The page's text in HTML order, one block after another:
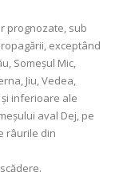
prognozate, sub
exceptând
Someșul Mic,
Jiu, Vedea,
și inferioare ale
aval Dej, pe
râurile din